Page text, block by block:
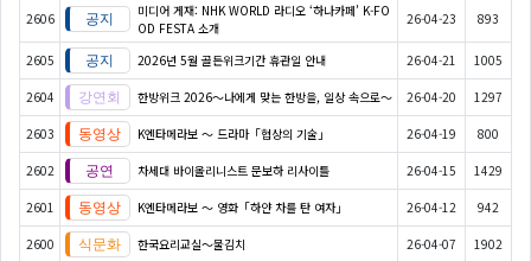
2606
미디어 게재: NHK WORLD 라디오 ‘하나카페’ K-FO
OD FESTA 소개
26-04-23 893
2605 2026년 5월 골든위크기간 휴관일 안내 26-04-21 1005
2604 한방위크 2026～나에게 맞는 한방을, 일상 속으로～ 26-04-20 1297
2603 K엔타메라보 ～ 드라마「협상의 기술」 26-04-19 800
2602 차세대 바이올리니스트 문보하 리사이틀 26-04-15 1429
2601 K엔타메라보 ～ 영화「하얀 차를 탄 여자」 26-04-12 942
2600 한국요리교실〜물김치 26-04-07 1902